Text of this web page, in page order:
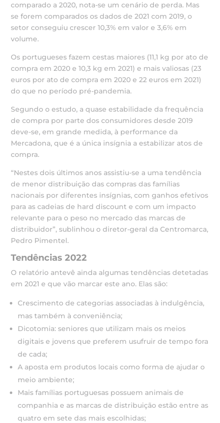
comparado a 2020, nota-se um cenário de perda. Mas
se forem comparados os dados de 2021 com 2019, o
setor conseguiu crescer 10,3% em valor e 3,6% em
volume.
Os portugueses fazem cestas maiores (11,1 kg por ato de
compra em 2020 e 10,3 kg em 2021) e mais valiosas (23
euros por ato de compra em 2020 e 22 euros em 2021)
do que no período pré-pandemia.
Segundo o estudo, a quase estabilidade da frequência
de compra por parte dos consumidores desde 2019
deve-se, em grande medida, à performance da
Mercadona, que é a única insígnia a estabilizar atos de
compra.
“Nestes dois últimos anos assistiu-se a uma tendência
de menor distribuição das compras das famílias
nacionais por diferentes insígnias, com ganhos efetivos
para as cadeias de hard discount e com um impacto
relevante para o peso no mercado das marcas de
distribuidor”, sublinhou o diretor-geral da Centromarca,
Pedro Pimentel.
Tendências 2022
O relatório antevê ainda algumas tendências detetadas
em 2021 e que vão marcar este ano. Elas são:
Crescimento de categorias associadas à indulgência,
mas também à conveniência;
Dicotomia: seniores que utilizam mais os meios
digitais e jovens que preferem usufruir de tempo fora
de cada;
A aposta em produtos locais como forma de ajudar o
meio ambiente;
Mais famílias portuguesas possuem animais de
companhia e as marcas de distribuição estão entre as
quatro em sete das mais escolhidas;